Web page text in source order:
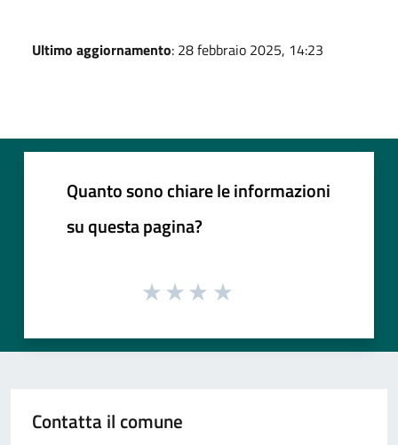
Ultimo aggiornamento: 28 febbraio 2025, 14:23
Quanto sono chiare le informazioni
su questa pagina?
Contatta il comune